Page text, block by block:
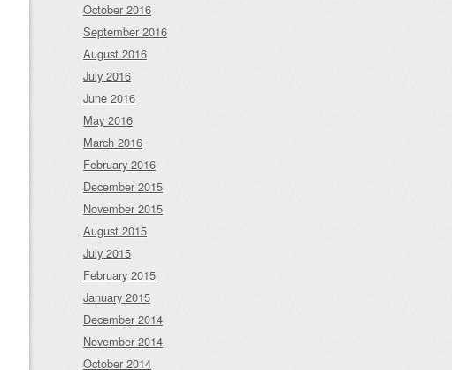
October 2016
September 2016
August 2016
July 2016
June 2016
May 2016
March 2016
February 2016
December 2015
November 2015
August 2015
July 2015
February 2015
January 2015
December 2014
November 2014
October 2014